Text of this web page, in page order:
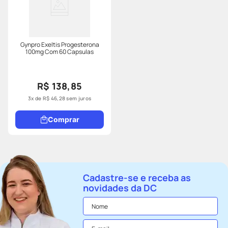
Gynpro Exeltis Progesterona
100mg Com 60 Capsulas
R$ 138,85
3x de R$ 46,28sem juros
Comprar
Cadastre-se e receba as
novidades da DC